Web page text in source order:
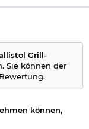
spülen. Bei
Ärztlichen Rat
Kleidung
Grill-
Sie können der
können,